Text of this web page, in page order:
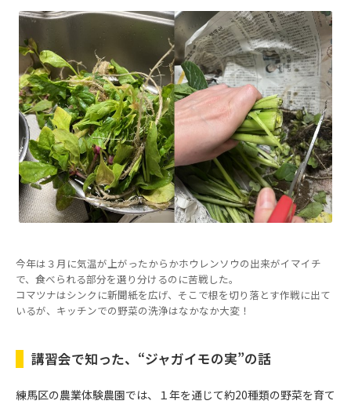
今年は３月に気温が上がったからかホウレンソウの出来がイマイチ
で、食べられる部分を選り分けるのに苦戦した。
コマツナはシンクに新聞紙を広げ、そこで根を切り落とす作戦に出て
いるが、キッチンでの野菜の洗浄はなかなか大変！
講習会で知った、“ジャガイモの実”の話
練馬区の農業体験農園では、１年を通じて約20種類の野菜を育て